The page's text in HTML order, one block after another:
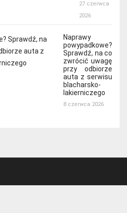
27 czerwca
2026
Naprawy
powypadkowe?
Sprawdź, na co
zwrócić uwagę
przy odbiorze
auta z serwisu
blacharsko-
lakierniczego
8 czerwca 2026